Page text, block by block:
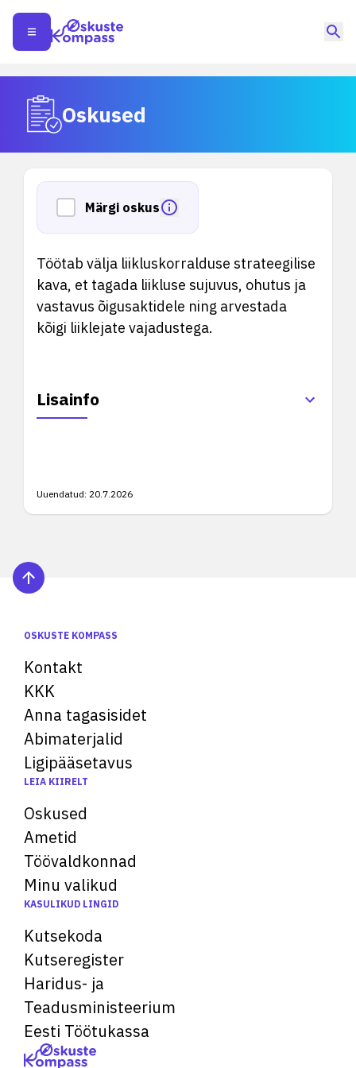
Oskused
Märgi oskus
Töötab välja liikluskorralduse strateegilise
kava, et tagada liikluse sujuvus, ohutus ja
vastavus õigusaktidele ning arvestada
kõigi liiklejate vajadustega.
Lisainfo
Uuendatud: 20.7.2026
OSKUSTE KOMPASS
Kontakt
KKK
Anna tagasisidet
Abimaterjalid
Ligipääsetavus
LEIA KIIRELT
Oskused
Ametid
Töövaldkonnad
Minu valikud
KASULIKUD LINGID
Kutsekoda
Kutseregister
Haridus- ja
Teadusministeerium
Eesti Töötukassa